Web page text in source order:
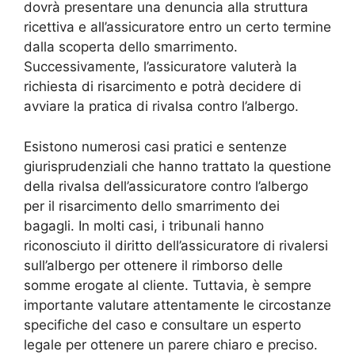
dovrà presentare una denuncia alla struttura
ricettiva e all’assicuratore entro un certo termine
dalla scoperta dello smarrimento.
Successivamente, l’assicuratore valuterà la
richiesta di risarcimento e potrà decidere di
avviare la pratica di rivalsa contro l’albergo.
Esistono numerosi casi pratici e sentenze
giurisprudenziali che hanno trattato la questione
della rivalsa dell’assicuratore contro l’albergo
per il risarcimento dello smarrimento dei
bagagli. In molti casi, i tribunali hanno
riconosciuto il diritto dell’assicuratore di rivalersi
sull’albergo per ottenere il rimborso delle
somme erogate al cliente. Tuttavia, è sempre
importante valutare attentamente le circostanze
specifiche del caso e consultare un esperto
legale per ottenere un parere chiaro e preciso.